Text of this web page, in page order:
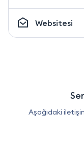
Websitesi
Aşağıdaki